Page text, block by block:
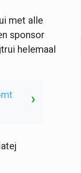
met alle
sponsor
helemaal
›